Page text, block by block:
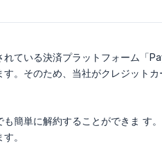
ている決済プラットフォーム「
。そのため、当社がクレジット
簡単に解約することができま す
。